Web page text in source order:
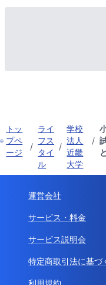
トッ
プペ
ージ
/
ライ
フス
タイ
ル
/
学校
法人
近畿
大学
/
運営会社
サービス・料金
サービス説明会
特定商取引法に基づ
利用規約